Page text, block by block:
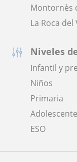
Montornès
La Roca del
Niveles
Infantil y
Niños
Primaria
ESO